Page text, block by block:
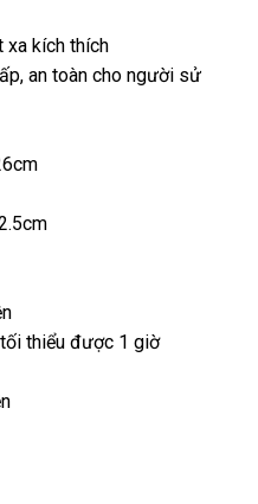
xa kích thích
hàng
, an toàn cho người sử
thiểu hướng
được 1 giờ